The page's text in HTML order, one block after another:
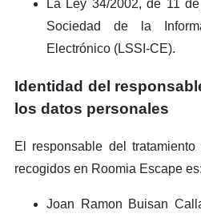
La Ley 34/2002, de 11
Sociedad de la
Electrónico (LSSI-CE).
Identidad del
los datos personales
El responsable del
recogidos en Roomia Escape es:
Joan Ramon Buisan